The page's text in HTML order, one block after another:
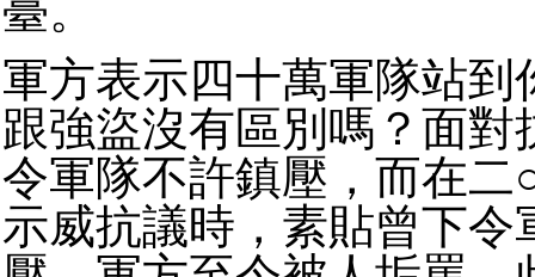
臺。
軍方表示四十萬軍隊站到
跟強盜沒有區別嗎？面對
令軍隊不許鎮壓，而在二
示威抗議時，素貼曾下令